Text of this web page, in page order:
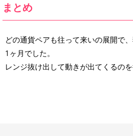
まとめ
どの通貨ペアも往って来いの展開で
1ヶ月でした。
レンジ抜け出して動きが出てくるのを